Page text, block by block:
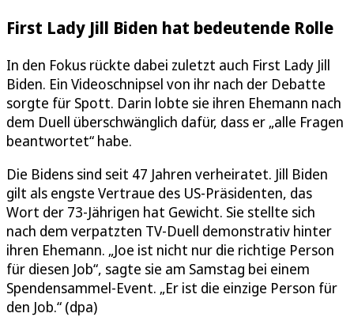
First Lady Jill Biden hat bedeutende Rolle
In den Fokus rückte dabei zuletzt auch First Lady Jill
Biden. Ein Videoschnipsel von ihr nach der Debatte
sorgte für Spott. Darin lobte sie ihren Ehemann nach
dem Duell überschwänglich dafür, dass er „alle Fragen
beantwortet“ habe.
Die Bidens sind seit 47 Jahren verheiratet. Jill Biden
gilt als engste Vertraue des US-Präsidenten, das
Wort der 73-Jährigen hat Gewicht. Sie stellte sich
nach dem verpatzten TV-Duell demonstrativ hinter
ihren Ehemann. „Joe ist nicht nur die richtige Person
für diesen Job“, sagte sie am Samstag bei einem
Spendensammel-Event. „Er ist die einzige Person für
den Job.“ (dpa)